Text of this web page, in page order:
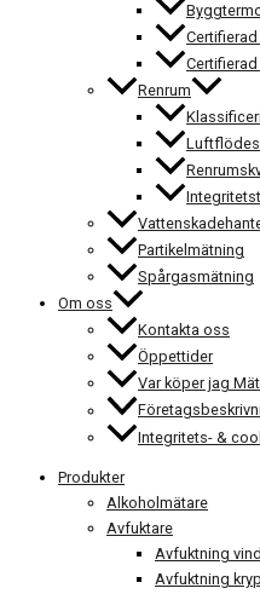
Renrum
Partikelmätning
Spårgasmätning
Om oss
Kontakta oss
Öppettider
Var köper jag
Integritets- &
Produkter
Alkoholmätare
Avfuktare
Avfuktning vind
Avfuktning